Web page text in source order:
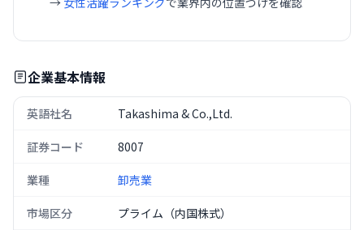
企業基本情報
英語社名 Takashima & Co.,Ltd.
証券コード 8007
業種 卸売業
市場区分 プライム（内国株式）